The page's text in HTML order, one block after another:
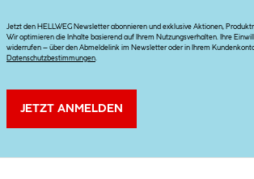
Jetzt den HELLWEG Newsletter abonnieren und exklusive Aktionen,
Wir optimieren die Inhalte basierend auf Ihrem Nutzungsverhalten. Ihre
widerrufen – über den Abmeldelink im Newsletter oder in Ihrem
Datenschutzbestimmungen
JETZT ANMELDEN